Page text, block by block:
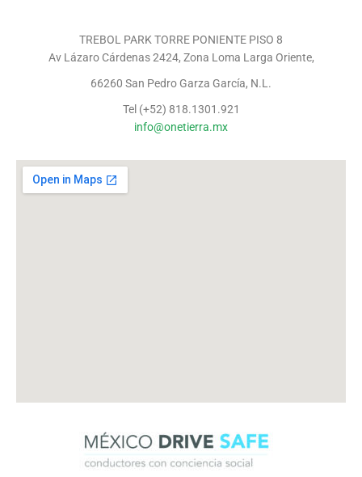
TREBOL PARK TORRE PONIENTE PISO 8
Av Lázaro Cárdenas 2424, Zona Loma Larga Oriente,
66260 San Pedro Garza García, N.L.
Tel (+52) 818.1301.921
info@onetierra.mx